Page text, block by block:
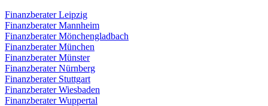
Finanzberater Leipzig
Finanzberater Mannheim
Finanzberater Mönchengladbach
Finanzberater München
Finanzberater Münster
Finanzberater Nürnberg
Finanzberater Stuttgart
Finanzberater Wiesbaden
Finanzberater Wuppertal